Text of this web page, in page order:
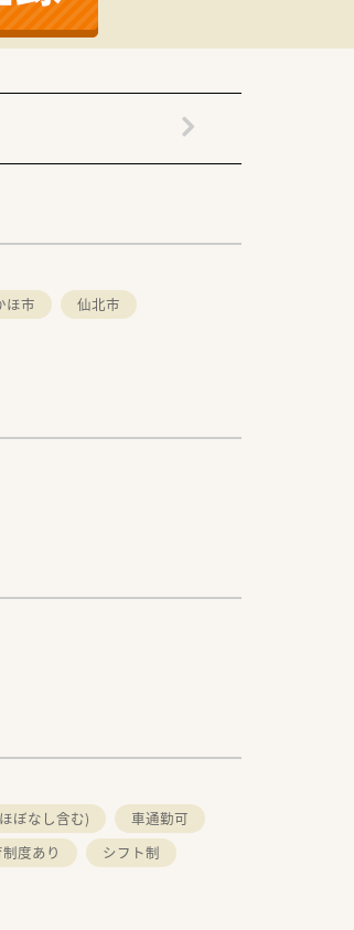
ほ市
仙北市
ぼなし含む)
車通勤可
度あり
シフト制